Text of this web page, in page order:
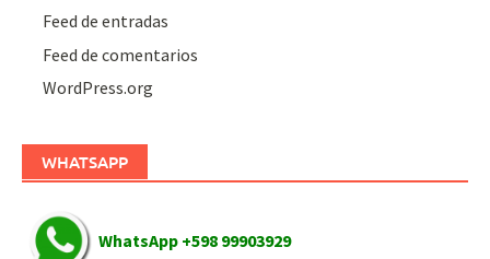
Feed de entradas
Feed de comentarios
WordPress.org
WHATSAPP
WhatsApp +598 99903929